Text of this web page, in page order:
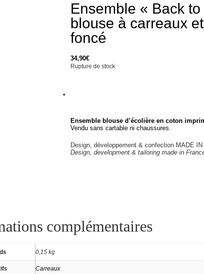
Ensemble « Back
blouse à carreaux
foncé
34,90€
Rupture de stock
Ensemble blouse d’écolière en coton
Vendu sans cartable ni chaussures.
Design, développement & confection MADE IN
Design, development & tailoring made in
complémentaires
0,15 kg
Carreaux